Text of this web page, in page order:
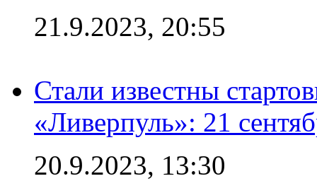
21.9.2023, 20:55
Стали известны
«Ливерпуль»: 21
20.9.2023, 13:30